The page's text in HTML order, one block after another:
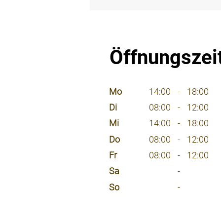
Mo
14:00 - 18:00
Di
08:00 - 12:00
Mi
14:00 - 18:00
Do
08:00 - 12:00
Fr
08:00 - 12:00
Sa
-
So
-